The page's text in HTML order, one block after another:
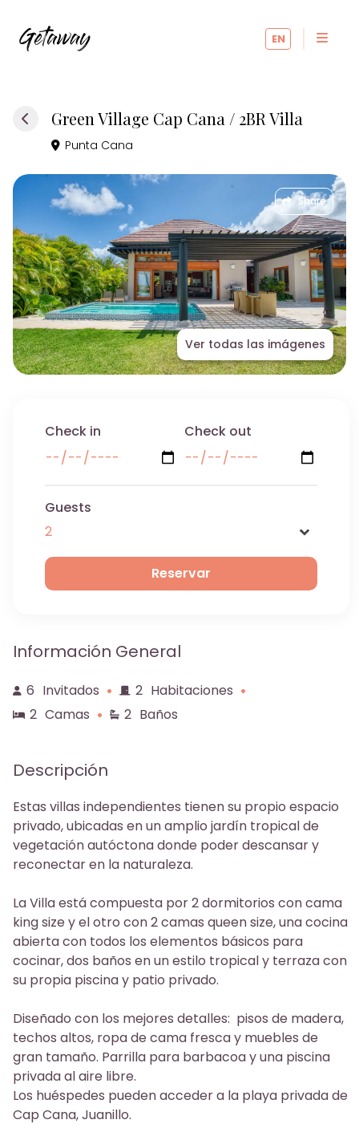
EN
Green Village Cap Cana / 2BR Villa
Punta Cana
Share
Ver todas las imágenes
Información General
6 Invitados 2 Habitaciones
2 Camas 2 Baños
Descripción
Estas villas independientes tienen su propio espacio
privado, ubicadas en un amplio jardín tropical de
vegetación autóctona donde poder descansar y
reconectar en la naturaleza.
La Villa está compuesta por 2 dormitorios con cama
king size y el otro con 2 camas queen size, una cocina
abierta con todos los elementos básicos para
cocinar, dos baños en un estilo tropical y terraza con
su propia piscina y patio privado.
Diseñado con los mejores detalles: pisos de madera,
techos altos, ropa de cama fresca y muebles de
gran tamaño. Parrilla para barbacoa y una piscina
privada al aire libre.
Los huéspedes pueden acceder a la playa privada de
Cap Cana, Juanillo.
Check in Check out
Guests
Name